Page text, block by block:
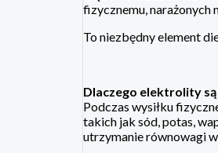
fizycznemu, narażonych
To niezbędny element
Dlaczego elektrolity
Podczas wysiłku
takich jak sód, potas,
utrzymanie równowagi